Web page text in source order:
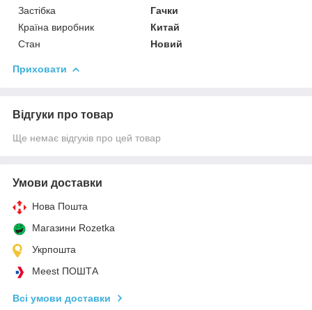
Застібка
Гачки
Країна виробник
Китай
Стан
Новий
Приховати
Відгуки про товар
Ще немає відгуків про цей товар
Умови доставки
Нова Пошта
Магазини Rozetka
Укрпошта
Meest ПОШТА
Всі умови доставки